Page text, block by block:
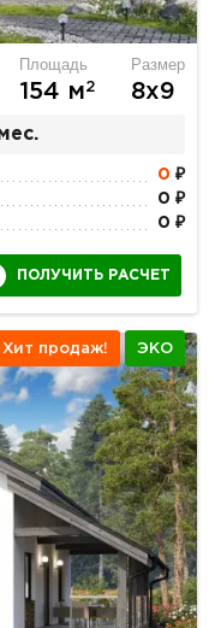
Площадь
154 м2
Размер
8х9
0 ₽
0 ₽
0 ₽
ПОЛУЧИТЬ РАСЧЕТ
Хит продаж! ЭКО